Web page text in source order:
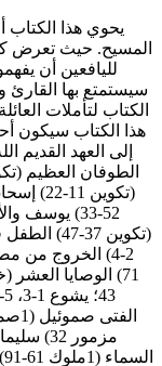
يحوي هذا
المسيح. حيث تعرض
لليافعين أن
سيستمتع بها
الكتاب لتأملات
هذا الكتاب سيكون